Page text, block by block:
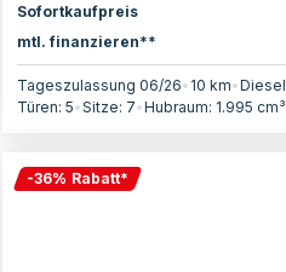
Sofortkaufpreis
mtl. finanzieren**
Tageszulassung 06/26• 10 km•Diesel
Türen: 5•Sitze: 7•Hubraum: 1.995 cm³
-36% Rabatt*